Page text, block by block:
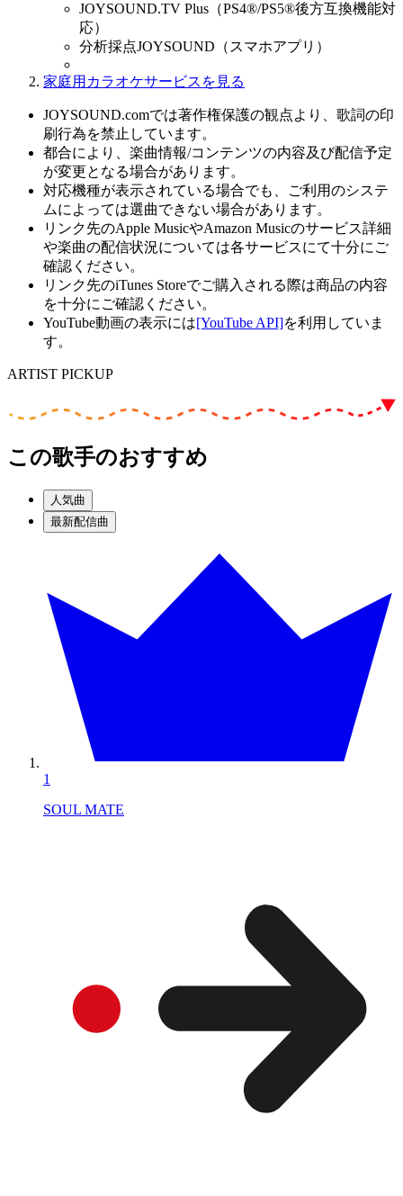
JOYSOUND.TV Plus（PS4®/PS5®後方互換機能対
応）
分析採点JOYSOUND（スマホアプリ）
家庭用カラオケサービスを見る
JOYSOUND.comでは著作権保護の観点より、歌詞の印
刷行為を禁止しています。
都合により、楽曲情報/コンテンツの内容及び配信予定
が変更となる場合があります。
対応機種が表示されている場合でも、ご利用のシステ
ムによっては選曲できない場合があります。
リンク先のApple MusicやAmazon Musicのサービス詳細
や楽曲の配信状況については各サービスにて十分にご
確認ください。
リンク先のiTunes Storeでご購入される際は商品の内容
を十分にご確認ください。
YouTube動画の表示には[YouTube API]を利用していま
す。
ARTIST PICKUP
この歌手のおすすめ
人気曲
最新配信曲
1
SOUL MATE